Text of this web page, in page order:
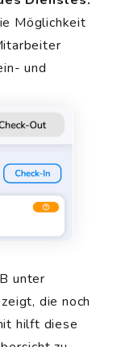
Möglichkeit
und
unter
die noch
hilft diese